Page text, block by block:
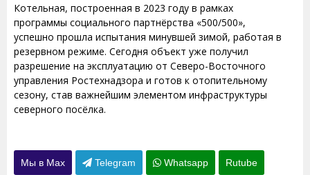
Котельная, построенная в 2023 году в рамках
программы социального партнёрства «500/500»,
успешно прошла испытания минувшей зимой, работая в
резервном режиме. Сегодня объект уже получил
разрешение на эксплуатацию от Северо-Восточного
управления Ростехнадзора и готов к отопительному
сезону, став важнейшим элементом инфраструктуры
северного посёлка.
Мы в Max Telegram Whatsapp Rutube